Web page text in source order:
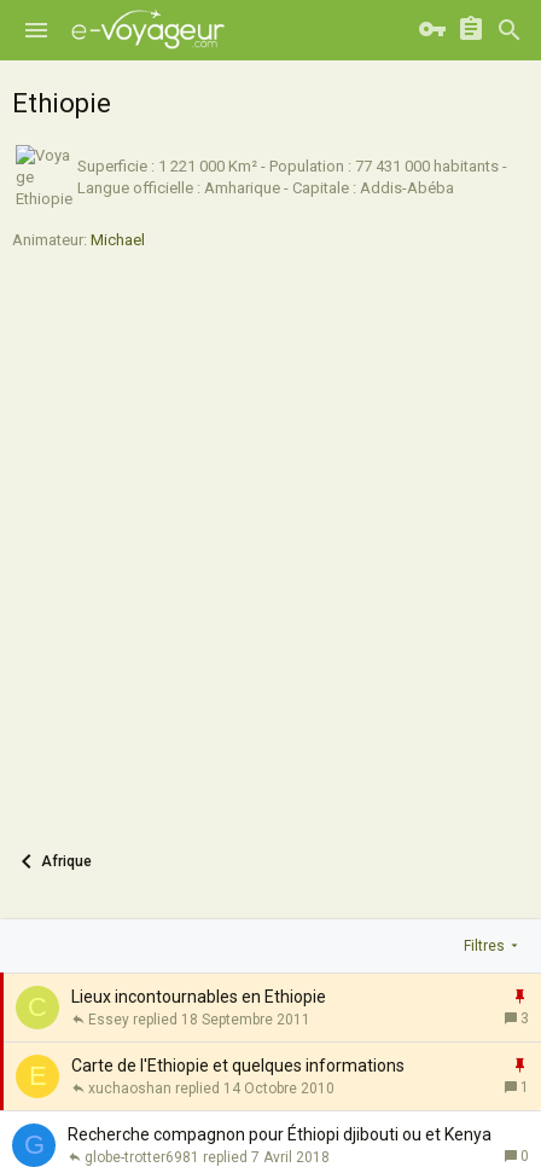
Ethiopie
Superficie : 1 221 000 Km² - Population : 77 431 000 habitants -
Langue officielle : Amharique - Capitale : Addis-Abéba
Animateur: Michael
Afrique
Filtres
C
p
t
Lieux incontournables en Ethiopie
3
18 Septembre 2011
Essey
E
p
Carte de l'Ethiopie et quelques informations
1
14 Octobre 2010
xuchaoshan
G Recherche compagnon pour Éthiopi djibouti ou et Kenya
0
7 Avril 2018
globe-trotter6981